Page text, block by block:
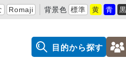
Romaji 背景色 標準 黄 青
目的から探す